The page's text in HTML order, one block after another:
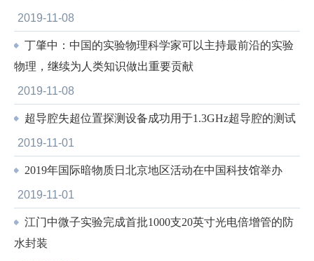
2019-11-08
丁肇中：中国的实验物理科学家可以主持最前沿的实验
物理，继续为人类知识做出重要贡献
2019-11-08
超导腔失超位置探测设备成功用于1.3GHz超导腔的测试
2019-11-01
2019年国际暗物质日北京地区活动在中国科技馆举办
2019-11-01
江门中微子实验完成首批1000支20英寸光电倍增管的防
水封装